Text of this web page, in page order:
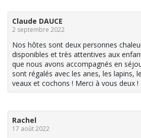
Claude DAUCE
2 septembre 2022
Nos hôtes sont deux personnes
disponibles et très attentives aux
que nous avons accompagnés en
sont régalés avec les anes, les lapins,
veaux et cochons ! Merci à vous deux !
Rachel
17 août 2022